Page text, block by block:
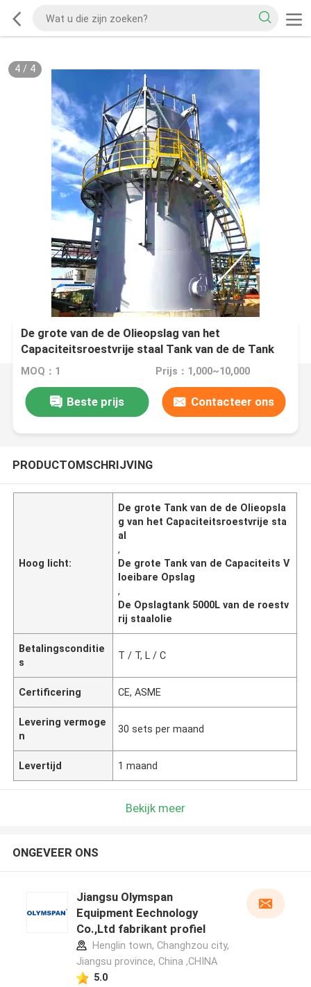
4/ 4
De grote van de de Olieopslag van het
Capaciteitsroestvrije staal Tank van de de Tank
Vloeibare Opslag 100-5000L
MOQ：1 Prijs：1,000~10,000
Beste prijs Contacteer ons
PRODUCTOMSCHRIJVING
Hoog licht:
De grote Tank van de de Olieopsla
g van het Capaciteitsroestvrije sta
al
,
De grote Tank van de Capaciteits V
loeibare Opslag
,
De Opslagtank 5000L van de roestv
rij staalolie
Betalingsconditie
s
T / T, L / C
Certificering CE, ASME
Levering vermoge
n
30 sets per maand
Levertijd 1 maand
Bekijk meer
ONGEVEER ONS
Jiangsu Olymspan
Equipment Eechnology
Co.,Ltd fabrikant profiel
Henglin town, Changhzou city,
Jiangsu province, China ,CHINA
5.0